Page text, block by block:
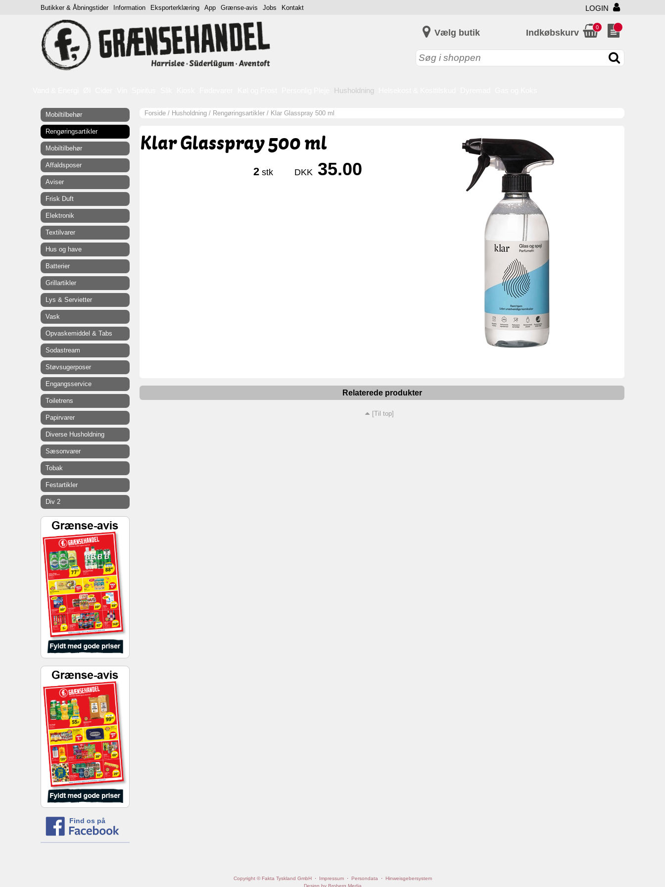
LOGIN
Vælg butik
Husholdning
Indkøbskurv
0
Forside / Husholdning / Rengøringsartikler / Klar Glasspray 500 ml
Klar Glasspray 500 ml
2 stk DKK 35.00
Relaterede produkter
[Til top]
Mobiltilbehør
Rengøringsartikler
Mobiltilbehør
Affaldsposer
Aviser
Frisk Duft
Elektronik
Textilvarer
Hus og have
Batterier
Grillartikler
Lys & Servietter
Vask
Opvaskemiddel & Tabs
Sodastream
Støvsugerposer
Engangsservice
Toiletrens
Papirvarer
Diverse Husholdning
Sæsonvarer
Tobak
Festartikler
Div 2
Find os på
Butikker & Åbningstider Information Eksporterklæring App Grænse-avis Jobs Kontakt
Copyright © Fakta Tyskland GmbH· Impressum· Persondata · Hinweisgebersystem
Design by Broberg Media